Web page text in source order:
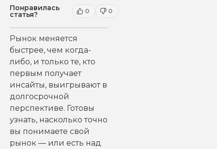
Понравилась
статья? 0 0
Рынок меняется
быстрее, чем когда-
либо, и только те, кто
первым получает
инсайты, выигрывают в
долгосрочной
перспективе. Готовы
узнать, насколько точно
вы понимаете свой
рынок — или есть над